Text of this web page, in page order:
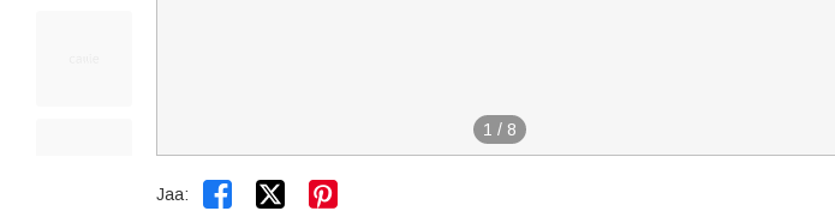
1 / 8
Jaa:  